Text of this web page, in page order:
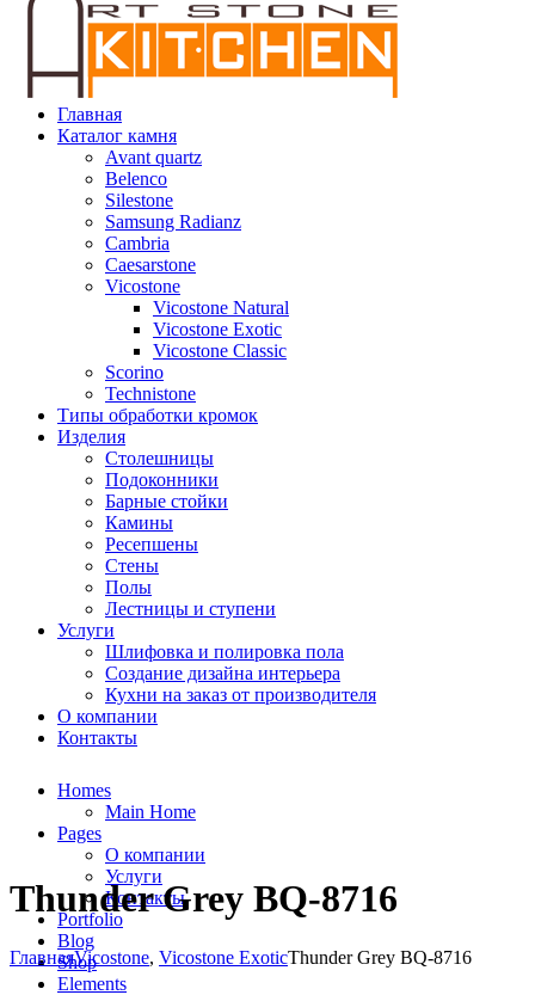
Главная
Каталог камня
Avant quartz
Belenco
Silestone
Samsung Radianz
Сambria
Сaesarstone
Vicostone
Vicostone Natural
Vicostone Exotic
Vicostone Classic
Scorino
Technistone
Типы обработки кромок
Изделия
Столешницы
Подоконники
Барные стойки
Камины
Ресепшены
Стены
Полы
Лестницы и ступени
Услуги
Шлифовка и полировка пола
Создание дизайна интерьера
Кухни на заказ от производителя
О компании
Контакты
Homes
Main Home
Pages
О компании
Услуги
Контакты
Portfolio
Blog
Shop
Elements
Thunder Grey BQ-8716
ГлавнаяVicostone, Vicostone ExoticThunder Grey BQ-8716